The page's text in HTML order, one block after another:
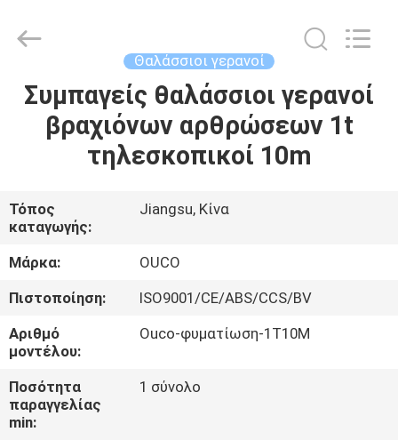
ΣΠΊΤΙ
ΠΡΟΪΌΝΤΑ
ΒΊΝΤΕΟ
ΕΜΦΆΝΙΣΗ
VR
ΣΧΕΤΙΚΆ
ΜΕ
ΕΜΆΣ
GROUP
Reserved.
Θαλάσσιοι γερανοί
Συμπαγείς θαλάσσιοι γερανοί
βραχιόνων αρθρώσεων 1t
τηλεσκοπικοί 10m
Τόπος
καταγωγής:
Jiangsu, Κίνα
Μάρκα:
OUCO
Πιστοποίηση:
ISO9001/CE/ABS/CCS/BV
Αριθμό
μοντέλου:
Ouco-φυματίωση-1T10M
Ποσότητα
παραγγελίας
min:
1 σύνολο